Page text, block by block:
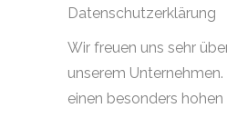
Datenschutzerklärung
Wir freuen uns sehr
unserem
einen besonders